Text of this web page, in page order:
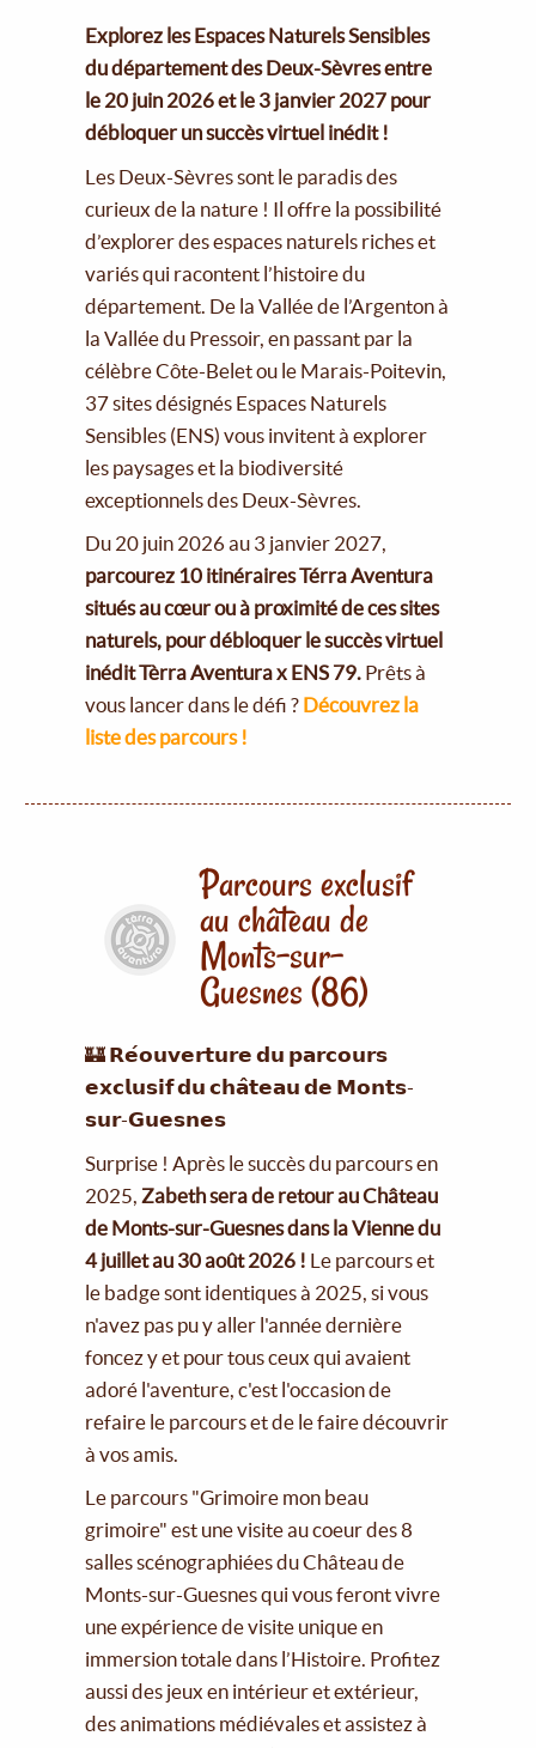
Explorez les Espaces Naturels Sensibles
du département des Deux-Sèvres entre
le 20 juin 2026 et le 3 janvier 2027 pour
débloquer un succès virtuel inédit !
Les Deux-Sèvres sont le paradis des
curieux de la nature ! Il offre la possibilité
d’explorer des espaces naturels riches et
variés qui racontent l’histoire du
département. De la Vallée de l’Argenton à
la Vallée du Pressoir, en passant par la
célèbre Côte-Belet ou le Marais-Poitevin,
37 sites désignés Espaces Naturels
Sensibles (ENS) vous invitent à explorer
les paysages et la biodiversité
exceptionnels des Deux-Sèvres.
Du 20 juin 2026 au 3 janvier 2027,
parcourez 10 itinéraires Térra Aventura
situés au cœur ou à proximité de ces sites
naturels, pour débloquer le succès virtuel
inédit Tèrra Aventura x ENS 79. Prêts à
vous lancer dans le défi ? Découvrez la
liste des parcours !
Parcours exclusif
au château de
Monts-sur-
Guesnes (86)
🏰 𝗥𝗲́𝗼𝘂𝘃𝗲𝗿𝘁𝘂𝗿𝗲 𝗱𝘂 𝗽𝗮𝗿𝗰𝗼𝘂𝗿𝘀
𝗲𝘅𝗰𝗹𝘂𝘀𝗶𝗳 𝗱𝘂 𝗰𝗵𝗮̂𝘁𝗲𝗮𝘂 𝗱𝗲 𝗠𝗼𝗻𝘁𝘀-
𝘀𝘂𝗿-𝗚𝘂𝗲𝘀𝗻𝗲𝘀
Surprise ! Après le succès du parcours en
2025, Zabeth sera de retour au Château
de Monts-sur-Guesnes dans la Vienne du
4 juillet au 30 août 2026 ! Le parcours et
le badge sont identiques à 2025, si vous
n'avez pas pu y aller l'année dernière
foncez y et pour tous ceux qui avaient
adoré l'aventure, c'est l'occasion de
refaire le parcours et de le faire découvrir
à vos amis.
Le parcours "Grimoire mon beau
grimoire" est une visite au coeur des 8
salles scénographiées du Château de
Monts-sur-Guesnes qui vous feront vivre
une expérience de visite unique en
immersion totale dans l’Histoire. Profitez
aussi des jeux en intérieur et extérieur,
des animations médiévales et assistez à